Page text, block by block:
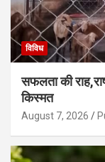
विविध
सफलता की
किस्मत
August 7, 2026